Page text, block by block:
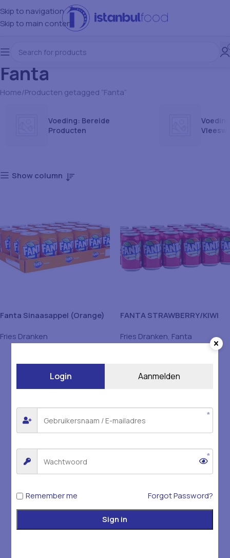
Skip to navigation
Skip to main content
Fanta
Home Producten getagged “Fanta”
Voeding: Bereide
Producten
Show column
Fanta Sinaasappel (Orange)
Fries Dranken
FANTA STRAWBERRY/KIWI
Fries Dranken, Fanta
Login Aanmelden
Remember me Forgot Password?
Sign in